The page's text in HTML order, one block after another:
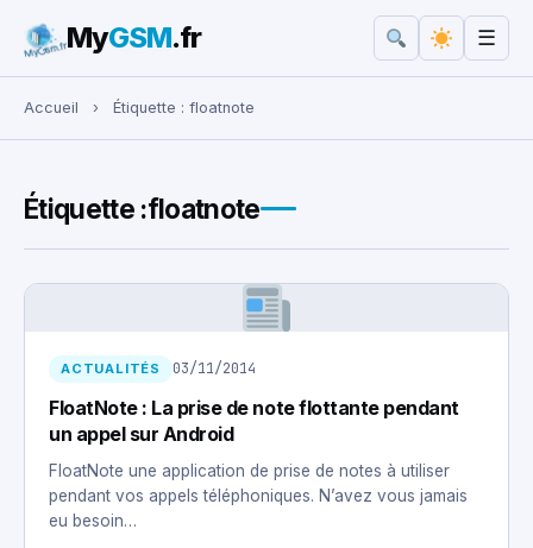
Rechercher :
MyGSM.fr ☰
Accueil › Étiquette : floatnote
Étiquette :floatnote
ACTUALITÉS 03/11/2014
FloatNote : La prise de note flottante pendant
un appel sur Android
FloatNote une application de prise de notes à utiliser
pendant vos appels téléphoniques. N’avez vous jamais
eu besoin…